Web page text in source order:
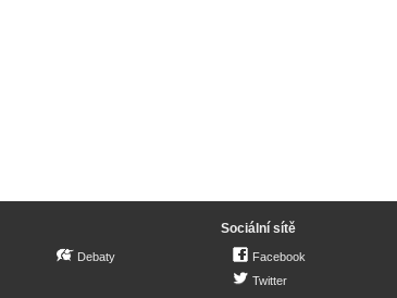
Debaty
Sociální sítě
Facebook
Twitter